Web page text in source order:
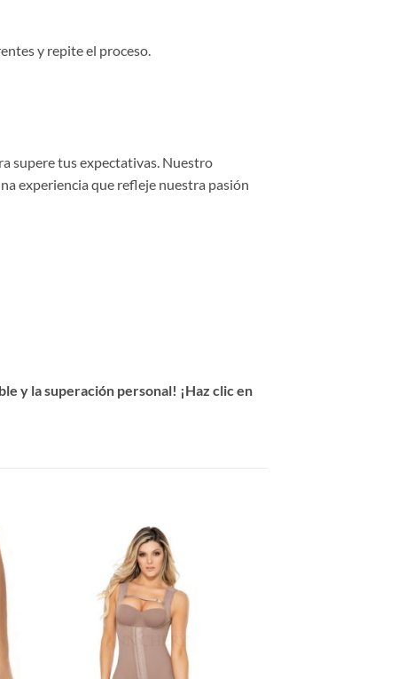
y repite el proceso.
supere tus expectativas. Nuestro
experiencia que refleje nuestra pasión
y la superación personal! ¡Haz clic en